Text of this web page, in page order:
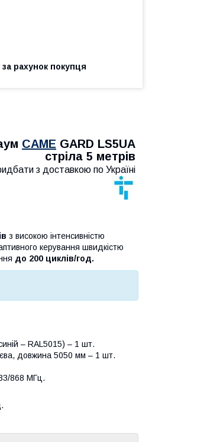
за рахунок покупця
CAME GARD LS5UA
стріла 5 метрів
з доставкою по Україні
з високою інтенсивністю
керування швидкістю
до 200 циклів/год.
– RAL5015) – 1 шт.
довжина 5050 мм – 1 шт.
868 МГц.